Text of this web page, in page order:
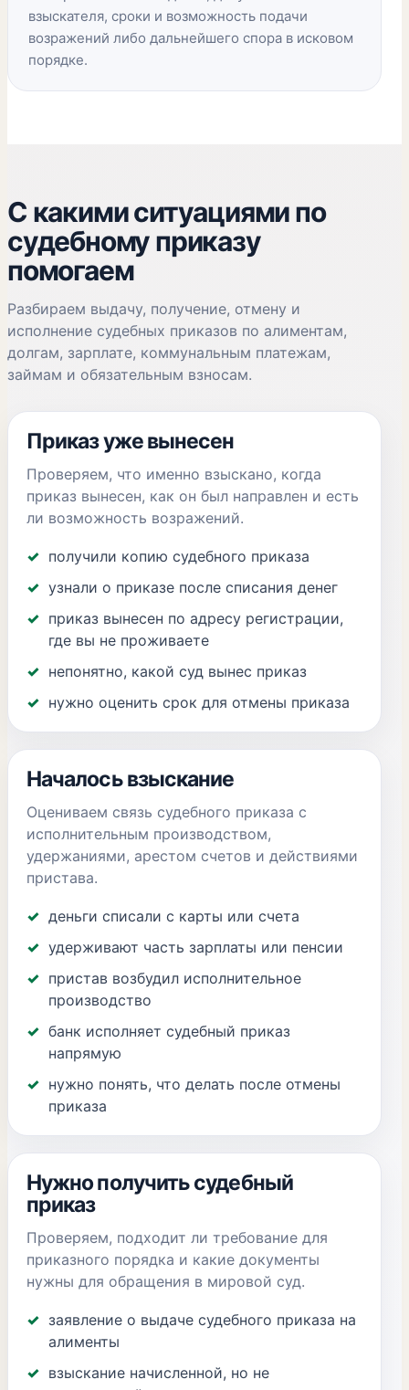
взыскателя, сроки и возможность подачи
возражений либо дальнейшего спора в исковом
порядке.
С какими ситуациями по
судебному приказу
помогаем
Разбираем выдачу, получение, отмену и
исполнение судебных приказов по алиментам,
долгам, зарплате, коммунальным платежам,
займам и обязательным взносам.
Приказ уже вынесен
Проверяем, что именно взыскано, когда
приказ вынесен, как он был направлен и есть
ли возможность возражений.
получили копию судебного приказа
узнали о приказе после списания денег
приказ вынесен по адресу регистрации,
где вы не проживаете
непонятно, какой суд вынес приказ
нужно оценить срок для отмены приказа
Началось взыскание
Оцениваем связь судебного приказа с
исполнительным производством,
удержаниями, арестом счетов и действиями
пристава.
деньги списали с карты или счета
удерживают часть зарплаты или пенсии
пристав возбудил исполнительное
производство
банк исполняет судебный приказ
напрямую
нужно понять, что делать после отмены
приказа
Нужно получить судебный
приказ
Проверяем, подходит ли требование для
приказного порядка и какие документы
нужны для обращения в мировой суд.
заявление о выдаче судебного приказа на
алименты
взыскание начисленной, но не